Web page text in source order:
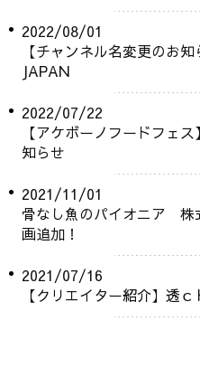
2022/08/01
【チャンネル名変更のお
JAPAN
2022/07/22
【アケボーノフードフェ
知らせ
2021/11/01
骨なし魚のパイオニア 株
画追加！
2021/07/16
【クリエイター紹介】透ｃ